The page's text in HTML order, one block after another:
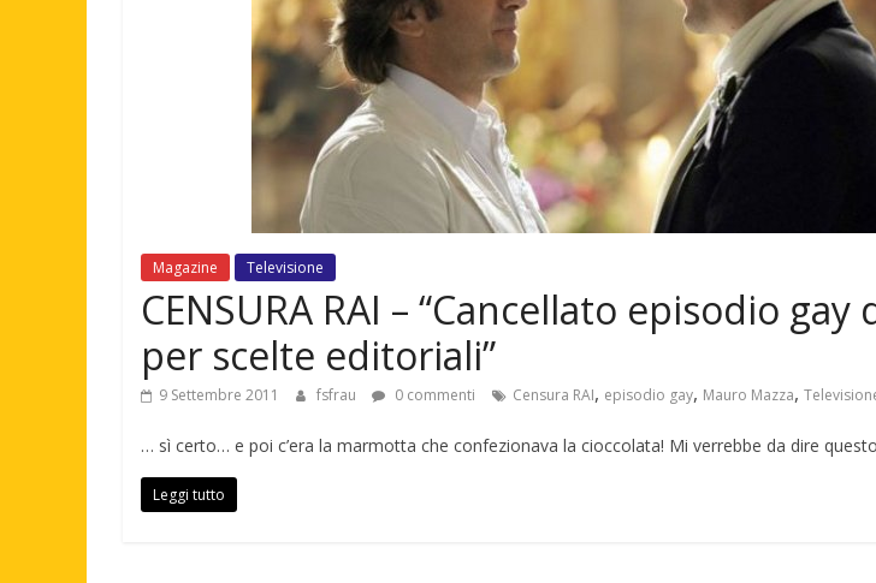
Magazine Televisione
CENSURA RAI – “Cancellato episodio
per scelte editoriali”
9 Settembre 2011 fsfrau 0 commenti Censura RAI, episodio gay, Mauro Mazza,
… sì certo… e poi c’era la marmotta che confezionava la cioccolata! Mi verrebbe da dire
Leggi tutto